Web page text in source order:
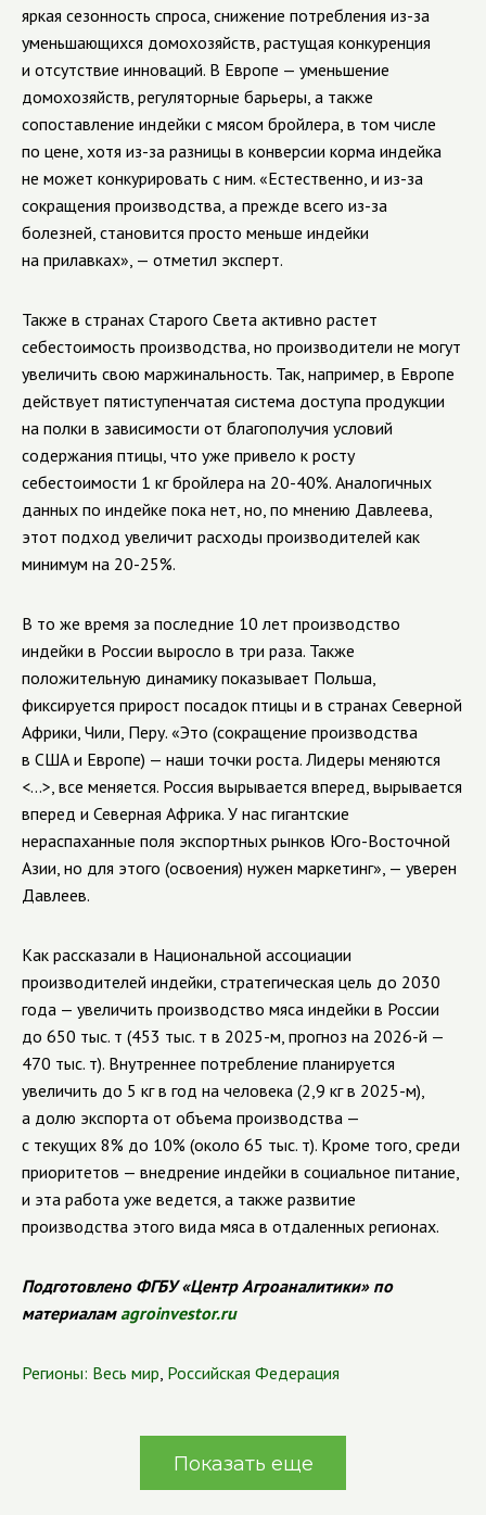
яркая сезонность спроса, снижение потребления из-за
уменьшающихся домохозяйств, растущая конкуренция
и отсутствие инноваций. В Европе — уменьшение
домохозяйств, регуляторные барьеры, а также
сопоставление индейки с мясом бройлера, в том числе
по цене, хотя из-за разницы в конверсии корма индейка
не может конкурировать с ним. «Естественно, и из-за
сокращения производства, а прежде всего из-за
болезней, становится просто меньше индейки
на прилавках», — отметил эксперт.
Также в странах Старого Света активно растет
себестоимость производства, но производители не могут
увеличить свою маржинальность. Так, например, в Европе
действует пятиступенчатая система доступа продукции
на полки в зависимости от благополучия условий
содержания птицы, что уже привело к росту
себестоимости 1 кг бройлера на 20-40%. Аналогичных
данных по индейке пока нет, но, по мнению Давлеева,
этот подход увеличит расходы производителей как
минимум на 20-25%.
В то же время за последние 10 лет производство
индейки в России выросло в три раза. Также
положительную динамику показывает Польша,
фиксируется прирост посадок птицы и в странах Северной
Африки, Чили, Перу. «Это (сокращение производства
в США и Европе) — наши точки роста. Лидеры меняются
<...>, все меняется. Россия вырывается вперед, вырывается
вперед и Северная Африка. У нас гигантские
нераспаханные поля экспортных рынков Юго-Восточной
Азии, но для этого (освоения) нужен маркетинг», — уверен
Давлеев.
Как рассказали в Национальной ассоциации
производителей индейки, стратегическая цель до 2030
года — увеличить производство мяса индейки в России
до 650 тыс. т (453 тыс. т в 2025-м, прогноз на 2026-й —
470 тыс. т). Внутреннее потребление планируется
увеличить до 5 кг в год на человека (2,9 кг в 2025-м),
а долю экспорта от объема производства —
с текущих 8% до 10% (около 65 тыс. т). Кроме того, среди
приоритетов — внедрение индейки в социальное питание,
и эта работа уже ведется, а также развитие
производства этого вида мяса в отдаленных регионах.
Подготовлено ФГБУ «Центр Агроаналитики» по
материаламagroinvestor.ru
Регионы: Весь мир, Российская Федерация
Показать еще